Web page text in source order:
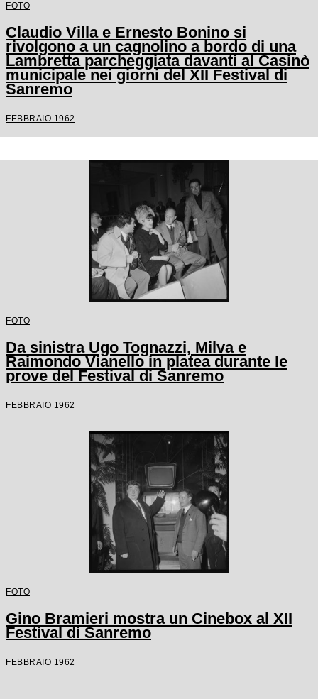
FOTO
Claudio Villa e Ernesto Bonino si
rivolgono a un cagnolino a bordo di una
Lambretta parcheggiata davanti al Casinò
municipale nei giorni del XII Festival di
Sanremo
FEBBRAIO 1962
FOTO
Da sinistra Ugo Tognazzi, Milva e
Raimondo Vianello in platea durante le
prove del Festival di Sanremo
FEBBRAIO 1962
FOTO
Gino Bramieri mostra un Cinebox al XII
Festival di Sanremo
FEBBRAIO 1962